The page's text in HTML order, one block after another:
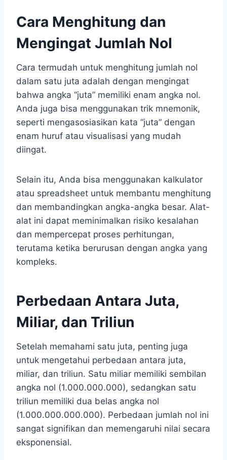
Cara Menghitung dan
Mengingat Jumlah Nol
Cara termudah untuk menghitung jumlah nol
dalam satu juta adalah dengan mengingat
bahwa angka “juta” memiliki enam angka nol.
Anda juga bisa menggunakan trik mnemonik,
seperti mengasosiasikan kata “juta” dengan
enam huruf atau visualisasi yang mudah
diingat.
Selain itu, Anda bisa menggunakan kalkulator
atau spreadsheet untuk membantu menghitung
dan membandingkan angka-angka besar. Alat-
alat ini dapat meminimalkan risiko kesalahan
dan mempercepat proses perhitungan,
terutama ketika berurusan dengan angka yang
kompleks.
Perbedaan Antara Juta,
Miliar, dan Triliun
Setelah memahami satu juta, penting juga
untuk mengetahui perbedaan antara juta,
miliar, dan triliun. Satu miliar memiliki sembilan
angka nol (1.000.000.000), sedangkan satu
triliun memiliki dua belas angka nol
(1.000.000.000.000). Perbedaan jumlah nol ini
sangat signifikan dan memengaruhi nilai secara
eksponensial.